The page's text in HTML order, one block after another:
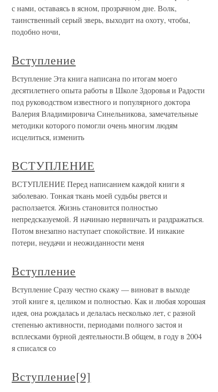
с нами, оставаясь в ясном, прозрачном дне. Волк,
таинственный серый зверь, выходит на охоту, чтобы,
подобно ночи,
Вступление
Вступление Эта книга написана по итогам моего
десятилетнего опыта работы в Школе Здоровья и Радости
под руководством известного и популярного доктора
Валерия Владимировича Синельникова, замечательные
методики которого помогли очень многим людям
исцелиться, изменить
ВСТУПЛЕНИЕ
ВСТУПЛЕНИЕ Перед написанием каждой книги я
заболеваю. Тонкая ткань моей судьбы рвется и
расползается. Жизнь становится полностью
непредсказуемой. Я начинаю нервничать и раздражаться.
Потом внезапно наступает спокойствие. И никакие
потери, неудачи и неожиданности меня
Вступление
Вступление Сразу честно скажу — виноват в выходе
этой книге я, целиком и полностью. Как и любая хорошая
идея, она рождалась и делалась несколько лет, с разной
степенью активности, периодами полного застоя и
всплесками бурной деятельности.В общем, в году в 2004
я списался со
Вступление[9]